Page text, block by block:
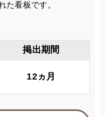
た看板です。
掲出期間
12ヵ月